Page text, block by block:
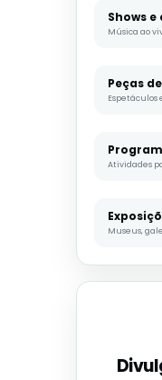
Shows
Música ao
Peças
Atividades
Museus,